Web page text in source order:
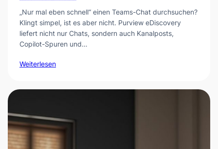
„Nur mal eben schnell“ einen Teams-Chat durchsuchen?
Klingt simpel, ist es aber nicht. Purview eDiscovery
liefert nicht nur Chats, sondern auch Kanalposts,
Copilot-Spuren und…
Weiterlesen